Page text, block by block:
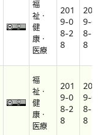
福
祉・
健
康・
医療
201
9-0
8-2
8
201
9-0
8-2
8
福
祉・
健
康・
医療
201
9-0
8-2
8
201
9-0
8-2
8